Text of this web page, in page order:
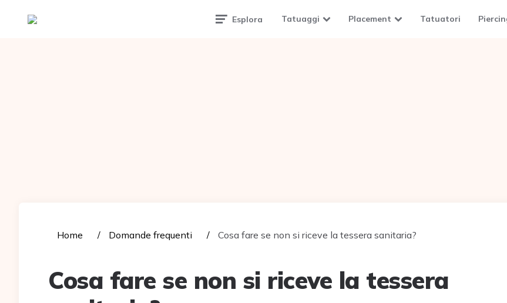
Tattoomuse.it Esplora Tatuaggi Placement Tatuatori
Home Domande frequenti Cosa fare se non si riceve la tessera sanitaria?
Cosa fare se non si riceve la tessera